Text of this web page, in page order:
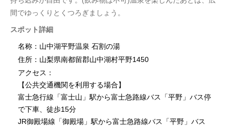
間でゆっくりとくつろぎましょう。
スポット詳細
名称：山中湖平野温泉 石割の湯
住所：山梨県南都留郡山中湖村平野1450
アクセス：
【公共交通機関を利用する場合】
富士急行線「富士山」駅から富士急路線バス「平野」バス停
で下車、徒歩15分
JR御殿場線「御殿場」駅から富士急路線バス「平野」バス